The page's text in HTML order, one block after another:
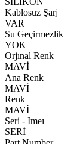
Kablosuz Şarj
VAR
Su Geçirmezlik
YOK
Orjınal Renk
MAVİ
Ana Renk
MAVİ
Renk
MAVİ
Seri - Imeı
SERİ